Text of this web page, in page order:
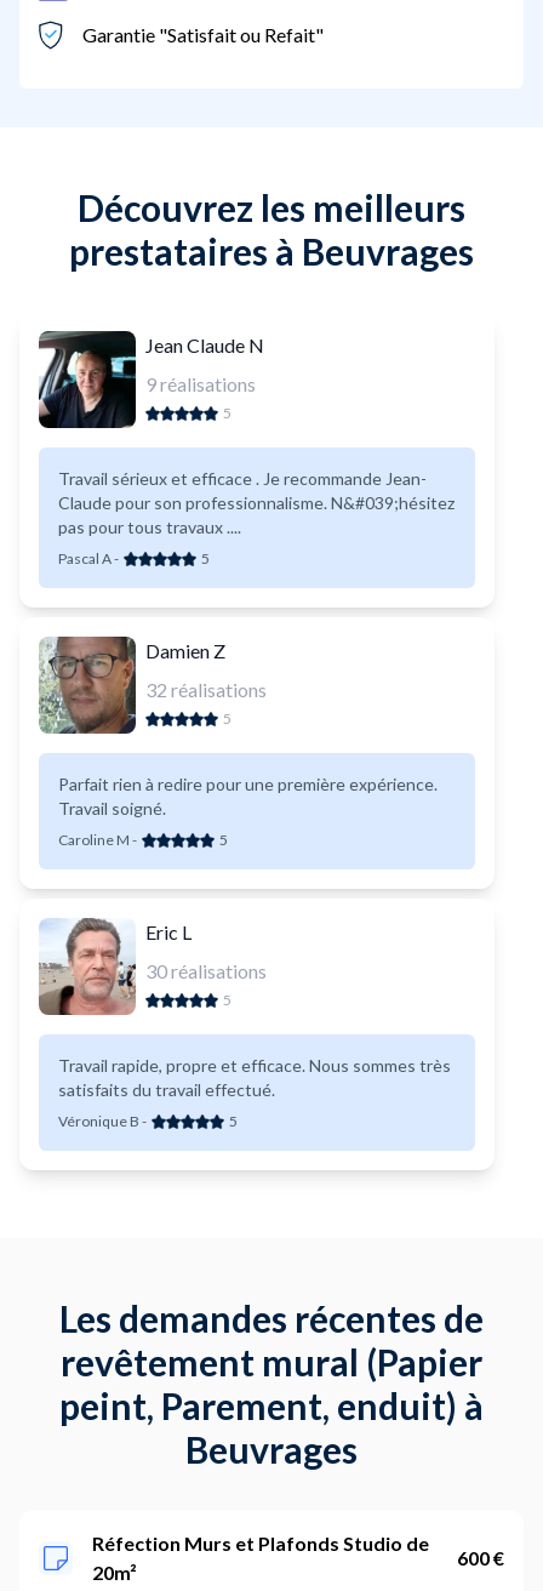
Garantie "Satisfait ou Refait"
Découvrez les meilleurs
prestataires à Beuvrages
Jean Claude N
9réalisations
5
Travail sérieux et efficace . Je recommande Jean-
Claude pour son professionnalisme. N&#039;hésitez
pas pour tous travaux ....
Pascal A- 5
Damien Z
32 réalisations
5
Parfait rien à redire pour une première expérience.
Travail soigné.
Caroline M - 5
Eric L
30réalisations
5
Travail rapide, propre et efficace. Nous sommes très
satisfaits du travail effectué.
Véronique B - 5
Les demandes récentes de
revêtement mural (Papier
peint, Parement, enduit) à
Beuvrages
Réfection Murs et Plafonds Studio de
20m²
600 €